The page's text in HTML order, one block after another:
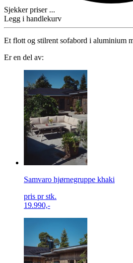
Sjekker priser ...
Legg i handlekurv
Et flott og stilrent sofabord i aluminium
Er en del av:
Samvaro hjørnegruppe khaki
pris pr stk.
19.990,-